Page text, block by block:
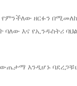
ዘርፉን
እና የኢንዱስትሪ
እንዲሆኑ